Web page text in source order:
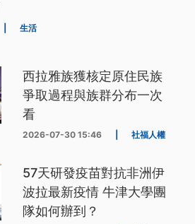
生活
西拉雅族獲核定原住民族
爭取過程與族群分布一次
看
2026-07-30 15:46 社福人權
57天研發疫苗對抗非洲伊
波拉最新疫情 牛津大學團
隊如何辦到？